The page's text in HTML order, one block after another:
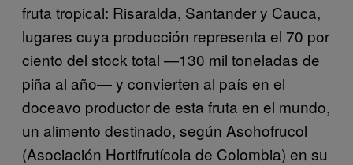
fruta tropical: Risaralda, Santander y Cauca,
lugares cuya producción representa el 70 por
ciento del stock total —130 mil toneladas de
piña al año— y convierten al país en el
doceavo productor de esta fruta en el mundo,
un alimento destinado, según Asohofrucol
(Asociación Hortifrutícola de Colombia) en su